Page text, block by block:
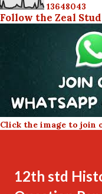
13648043
Follow the Zeal
Click the image to join
12th std